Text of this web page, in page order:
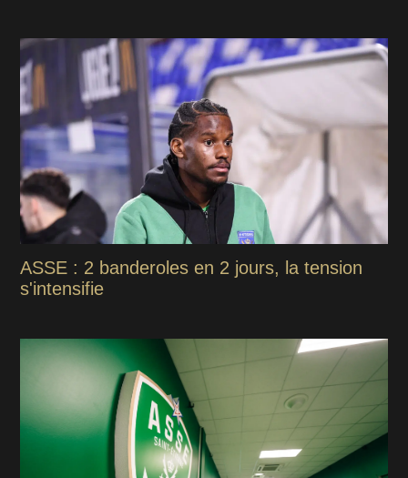
ASSE : 2 banderoles en 2 jours, la tension
s'intensifie